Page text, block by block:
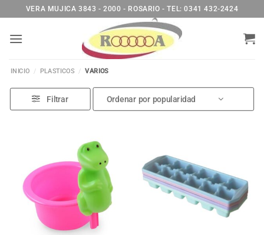
al
contenido
VERA MUJICA 3843 - 2000 - ROSARIO - TEL: 0341 432-2424
INICIO / PLASTICOS / VARIOS
Filtrar